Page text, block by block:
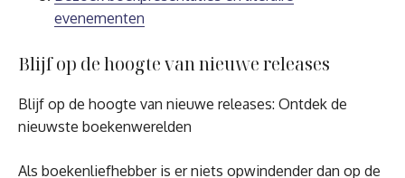
evenementen
Blijf op de hoogte van nieuwe releases
Blijf op de hoogte van nieuwe releases: Ontdek de
nieuwste boekenwerelden
Als boekenliefhebber is er niets opwindender dan op de